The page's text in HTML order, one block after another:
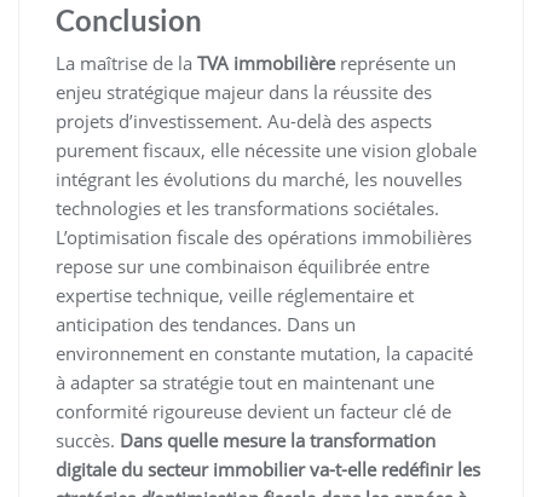
Conclusion
La maîtrise de la TVA immobilièrereprésente un
enjeu stratégique majeur dans la réussite des
projets d’investissement. Au-delà des aspects
purement fiscaux, elle nécessite une vision globale
intégrant les évolutions du marché, les nouvelles
technologies et les transformations sociétales.
L’optimisation fiscale des opérations immobilières
repose sur une combinaison équilibrée entre
expertise technique, veille réglementaire et
anticipation des tendances. Dans un
environnement en constante mutation, la capacité
à adapter sa stratégie tout en maintenant une
conformité rigoureuse devient un facteur clé de
succès. Dans quelle mesure la transformation
digitale du secteur immobilier va-t-elle redéfinir les